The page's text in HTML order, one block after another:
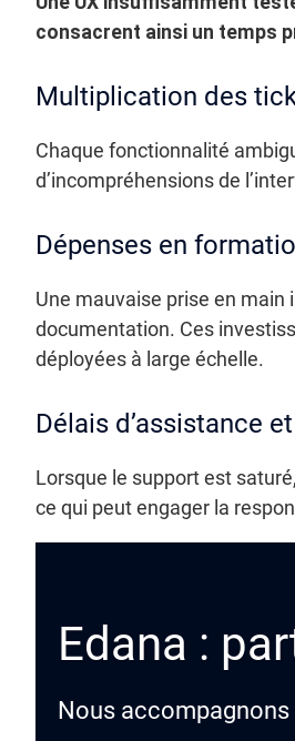
consacrent ainsi un temps
Multiplication des
Chaque fonctionnalité
d’incompréhensions de
Dépenses en
Une mauvaise prise en
documentation. Ces
déployées à large échelle.
Délais d’assistance
Lorsque le support est
ce qui peut engager la
Edana :
Nous